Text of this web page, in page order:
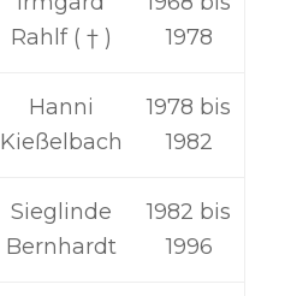
Rahlf ( † )
1978
Hanni
Kießelbach
1978 bis
1982
Sieglinde
Bernhardt
1982 bis
1996